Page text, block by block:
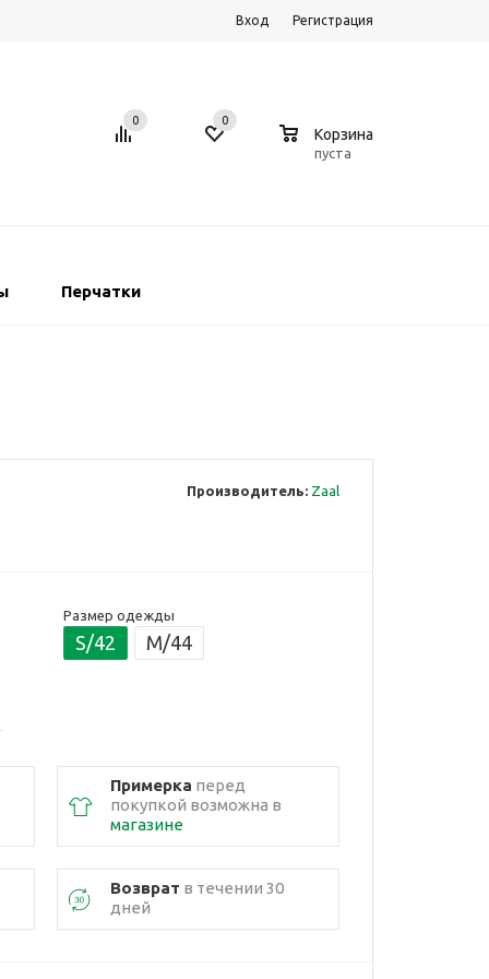
Вход Регистрация
0 0
Корзина
пуста
Перчатки
Производитель: Zaal
Размер одежды
S/42 M/44
Примерка перед
покупкой возможна в
магазине
Возврат в течении 30
дней